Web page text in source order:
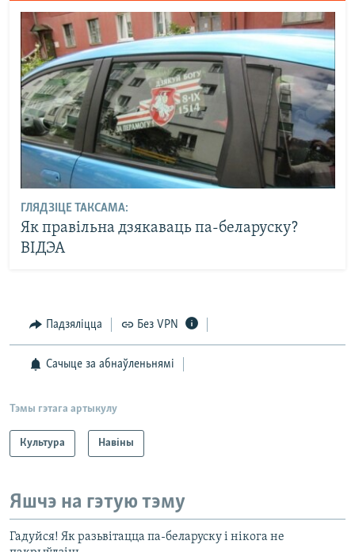
ГЛЯДЗІЦЕ ТАКСАМА:
Як правільна дзякаваць па-беларуску?
ВІДЭА
Падзяліцца Без VPN
Сачыце за абнаўленьнямі
Тэмы гэтага артыкулу
Культура Навіны
Яшчэ на гэтую тэму
Гадуйся! Як разьвітацца па-беларуску і нікога не